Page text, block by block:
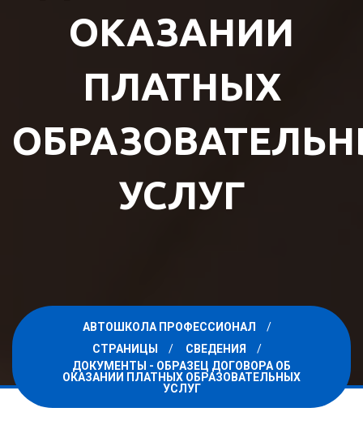
ОКАЗАНИИ
ПЛАТНЫХ
УСЛУГ
АВТОШКОЛА ПРОФЕССИОНАЛ
СТРАНИЦЫ
СВЕДЕНИЯ
ДОКУМЕНТЫ - ОБРАЗЕЦ ДОГОВОРА ОБ
ОКАЗАНИИ ПЛАТНЫХ ОБРАЗОВАТЕЛЬНЫХ
УСЛУГ